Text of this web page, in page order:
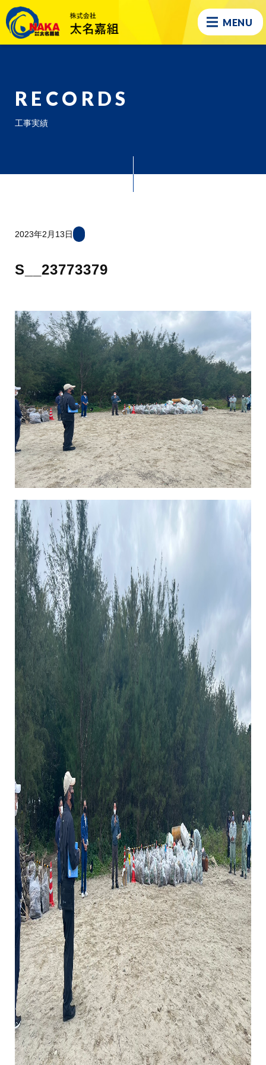
MENU
RECORDS
工事実績
2023年2月13日
S__23773379